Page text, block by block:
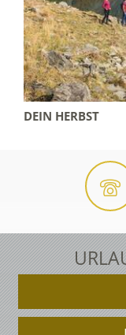
DEIN HERBST